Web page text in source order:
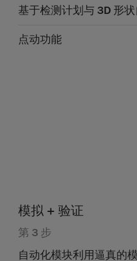
基于检测计划与 3D 形
点动功能
模拟 + 验证
第 3 步
自动化模块利用逼真的